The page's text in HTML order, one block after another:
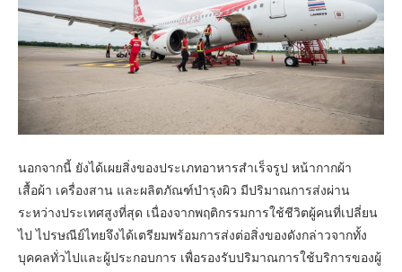
นอกจากนี้ ยังได้เผยสิ่งของประเภทอาหารสำเร็จรูป หน้ากากผ้า
เสื้อผ้า เครื่องสาน และผลิตภัณฑ์บำรุงผิว มีปริมาณการส่งผ่าน
ระหว่างประเทศสูงที่สุด เนื่องจากพฤติกรรมการใช้ชีวิตผู้คนที่เปลี่ยน
ไป ไปรษณีย์ไทยจึงได้เตรียมพร้อมการส่งต่อสิ่งของดังกล่าวจากทั้ง
บุคคลทั่วไปและผู้ประกอบการ เพื่อรองรับปริมาณการใช้บริการของผู้